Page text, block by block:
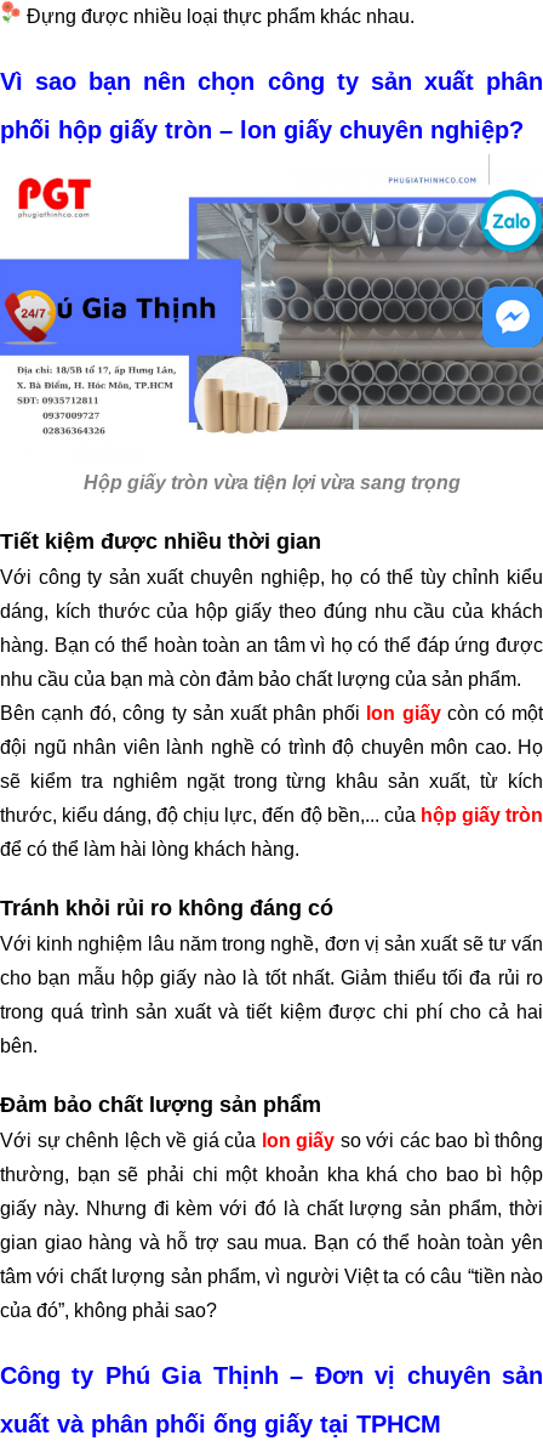
Đựng được nhiều loại thực phẩm khác nhau.
Vì sao bạn nên chọn công ty sản xuất phân
phối hộp giấy tròn – lon giấy chuyên nghiệp?
Hộp giấy tròn vừa tiện lợi vừa sang trọng
Tiết kiệm được nhiều thời gian
Với công ty sản xuất chuyên nghiệp, họ có thể tùy chỉnh kiểu
dáng, kích thước của hộp giấy theo đúng nhu cầu của khách
hàng. Bạn có thể hoàn toàn an tâm vì họ có thể đáp ứng được
nhu cầu của bạn mà còn đảm bảo chất lượng của sản phẩm.
Bên cạnh đó, công ty sản xuất phân phối lon giấycòn có một
đội ngũ nhân viên lành nghề có trình độ chuyên môn cao. Họ
sẽ kiểm tra nghiêm ngặt trong từng khâu sản xuất, từ kích
thước, kiểu dáng, độ chịu lực, đến độ bền,... của hộp giấy tròn
để có thể làm hài lòng khách hàng.
Tránh khỏi rủi ro không đáng có
Với kinh nghiệm lâu năm trong nghề, đơn vị sản xuất sẽ tư vấn
cho bạn mẫu hộp giấy nào là tốt nhất. Giảm thiểu tối đa rủi ro
trong quá trình sản xuất và tiết kiệm được chi phí cho cả hai
bên.
Đảm bảo chất lượng sản phẩm
Với sự chênh lệch về giá của lon giấy so với các bao bì thông
thường, bạn sẽ phải chi một khoản kha khá cho bao bì hộp
giấy này. Nhưng đi kèm với đó là chất lượng sản phẩm, thời
gian giao hàng và hỗ trợ sau mua. Bạn có thể hoàn toàn yên
tâm với chất lượng sản phẩm, vì người Việt ta có câu “tiền nào
của đó”, không phải sao?
Công ty Phú Gia Thịnh – Đơn vị chuyên sản
xuất và phân phối ống giấy tại TPHCM